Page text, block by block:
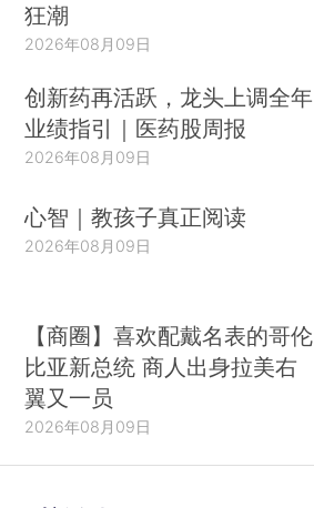
狂潮
2026年08月09日
创新药再活跃，龙头上调全年
业绩指引｜医药股周报
2026年08月09日
心智｜教孩子真正阅读
2026年08月09日
【商圈】喜欢配戴名表的哥伦
比亚新总统 商人出身拉美右
翼又一员
2026年08月09日